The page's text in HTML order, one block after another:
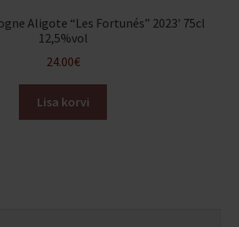
Aligote “Les Fortunés” 2023′ 75cl
12,5%vol
24.00€
Lisa korvi